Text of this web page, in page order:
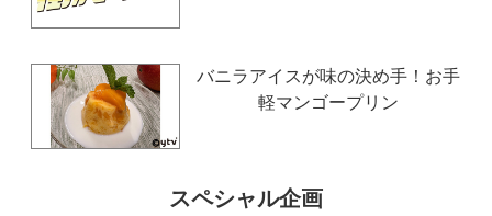
バニラアイスが味の決め手！お手
軽マンゴープリン
スペシャル企画